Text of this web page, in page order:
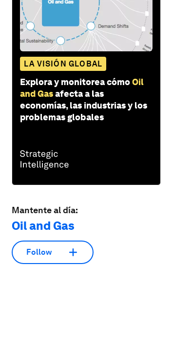
LA VISIÓN GLOBAL
Explora y monitorea cómoOil
and Gasafecta a las
economías, las industrias y los
problemas globales
Mantente al día:
Oil and Gas
Follow